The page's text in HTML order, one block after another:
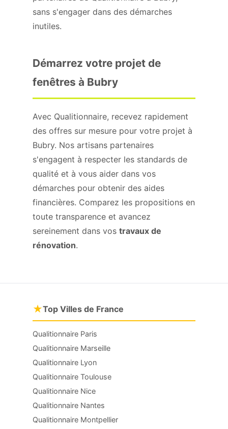
sans s'engager dans des démarches
inutiles.
Démarrez votre projet de
fenêtres à Bubry
Avec Qualitionnaire, recevez rapidement
des offres sur mesure pour votre projet à
Bubry. Nos artisans partenaires
s'engagent à respecter les standards de
qualité et à vous aider dans vos
démarches pour obtenir des aides
financières. Comparez les propositions en
toute transparence et avancez
sereinement dans vos travaux de
rénovation.
★Top Villes de France
Qualitionnaire Paris
Qualitionnaire Marseille
Qualitionnaire Lyon
Qualitionnaire Toulouse
Qualitionnaire Nice
Qualitionnaire Nantes
Qualitionnaire Montpellier